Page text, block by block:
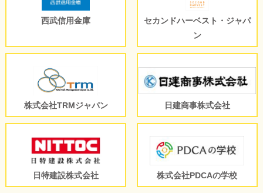
西武信用金庫
セカンドハーベスト・ジャパ
ン
株式会社TRMジャパン 日建商事株式会社
日特建設株式会社 株式会社PDCAの学校